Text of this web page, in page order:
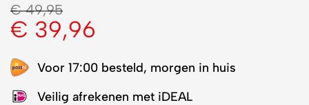
€49,95
€ 39,96
Voor 17:00 besteld, morgen in huis
Veilig afrekenen met iDEAL